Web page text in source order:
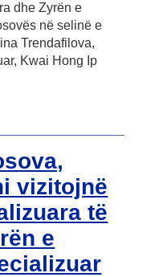
dhe Zyrën e
në selinë e
Trendafilova,
Kwai Hong Ip
vizitojnë
të
e